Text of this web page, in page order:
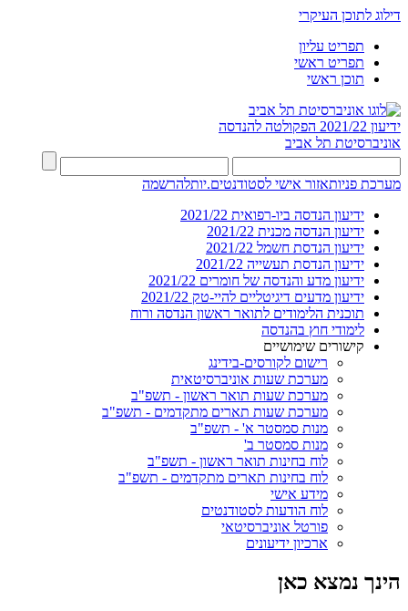
דילוג לתוכן העיקרי
תפריט עליון
תפריט ראשי
תוכן ראשי
ידיעון 2021/22
הפקולטה להנדסה
אוניברסיטת תל אביב
מערכת פניותאזור אישי לסטודנטים.יותלהרשמה
ידיעון הנדסה ביו-רפואית 2021/22
ידיעון הנדסה מכנית 2021/22
ידיעון הנדסת חשמל 2021/22
ידיעון הנדסת תעשייה 2021/22
ידיעון מדע והנדסה של חומרים 2021/22
ידיעון מדעים דיגיטליים להיי-טק 2021/22
תוכנית הלימודים לתואר ראשון הנדסה ורוח
לימודי חוץ בהנדסה
קישורים שימושיים
רישום לקורסים-בידינג
מערכת שעות אוניברסיטאית
מערכת שעות תואר ראשון - תשפ"ב
מערכת שעות תארים מתקדמים - תשפ"ב
מנות סמסטר א' - תשפ"ב
מנות סמסטר ב'
לוח בחינות תואר ראשון - תשפ"ב
לוח בחינות תארים מתקדמים - תשפ"ב
מידע אישי
לוח הודעות לסטודנטים
פורטל אוניברסיטאי
ארכיון ידיעונים
הינך נמצא כאן